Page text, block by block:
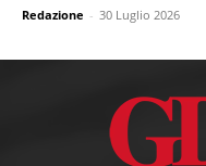
Redazione - 30 Luglio 2026